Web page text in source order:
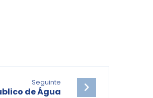
Seguinte
de Água